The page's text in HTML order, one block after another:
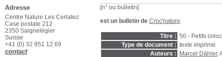
[n° ou bulletin]
est un bulletin de Croc'nature
Titre : 50 - Petits
Type de document : texte imprimé
Auteurs :
Marcel Dähler,
Adresse
Centre Nature Les Cerlatez
Case postale 212
2350 Saignelégier
Suisse
+41 (0) 32 951 12 69
contact